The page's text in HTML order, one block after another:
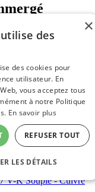
Câble rond -
Câble rond à
nu
armé
V-U Souple - Cuivre
V-U Souple
H07 V-U 1.5 mm2
Fils VU 2.5 mm2
V-K Souple - Cuivre
×
des
des cookies pour
utilisateur. En
vous acceptez tous
à notre Politique
En savoir plus
REFUSER TOUT
LES DÉTAILS